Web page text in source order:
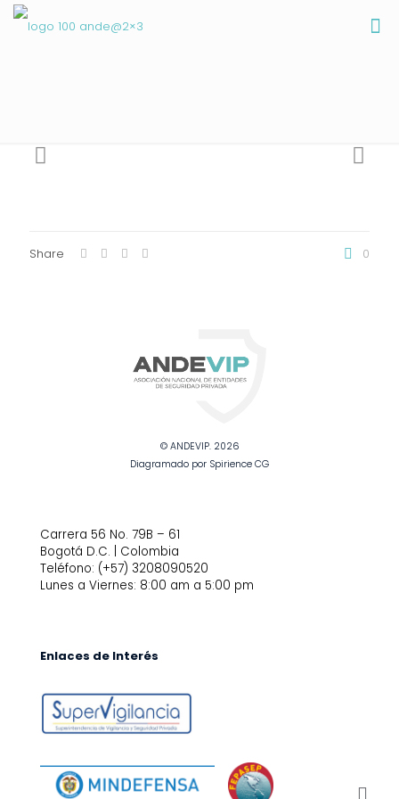
Share 0
© ANDEVIP. 2026
Diagramado por Spirience CG
Carrera 56 No. 79B – 61
Bogotá D.C. | Colombia
Teléfono: (+57) 3208090520
Lunes a Viernes: 8:00 am a 5:00 pm
Enlaces de Interés